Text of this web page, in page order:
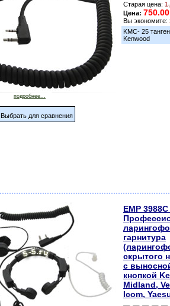
подробнее...
Выбрать для сравнения
Старая цена:
Цена:
Вы экономите:
KMC- 25
Kenwood
EMP
гарнитура
скрытого
с
кнопкой
Midland,
Icom,